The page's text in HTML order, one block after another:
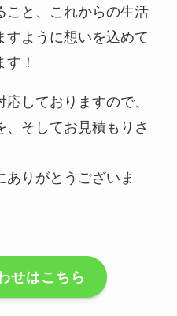
こと、これからの生活
すように想いを込めて
！
しておりますので、
そしてお見積もりさ
ありがとうございま
せはこちら